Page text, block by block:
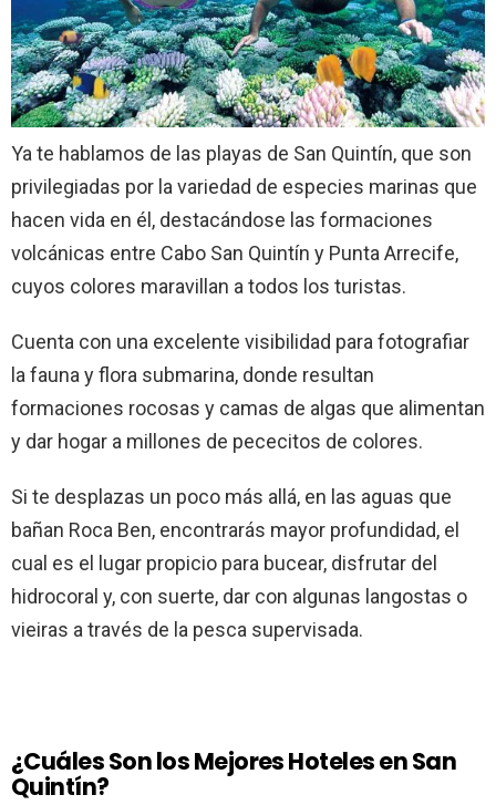
Ya te hablamos de las playas de San Quintín, que son
privilegiadas por la variedad de especies marinas que
hacen vida en él, destacándose las formaciones
volcánicas entre Cabo San Quintín y Punta Arrecife,
cuyos colores maravillan a todos los turistas.
Cuenta con una excelente visibilidad para fotografiar
la fauna y flora submarina, donde resultan
formaciones rocosas y camas de algas que alimentan
y dar hogar a millones de pececitos de colores.
Si te desplazas un poco más allá, en las aguas que
bañan Roca Ben, encontrarás mayor profundidad, el
cual es el lugar propicio para bucear, disfrutar del
hidrocoral y, con suerte, dar con algunas langostas o
vieiras a través de la pesca supervisada.
¿Cuáles Son los Mejores Hoteles en San
Quintín?